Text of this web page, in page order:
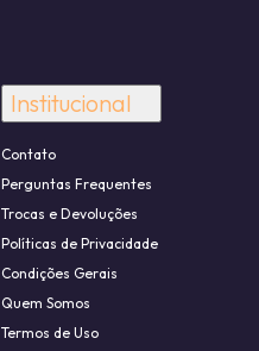
Institucional
Contato
Perguntas Frequentes
Trocas e Devoluções
Políticas de Privacidade
Condições Gerais
Quem Somos
Termos de Uso